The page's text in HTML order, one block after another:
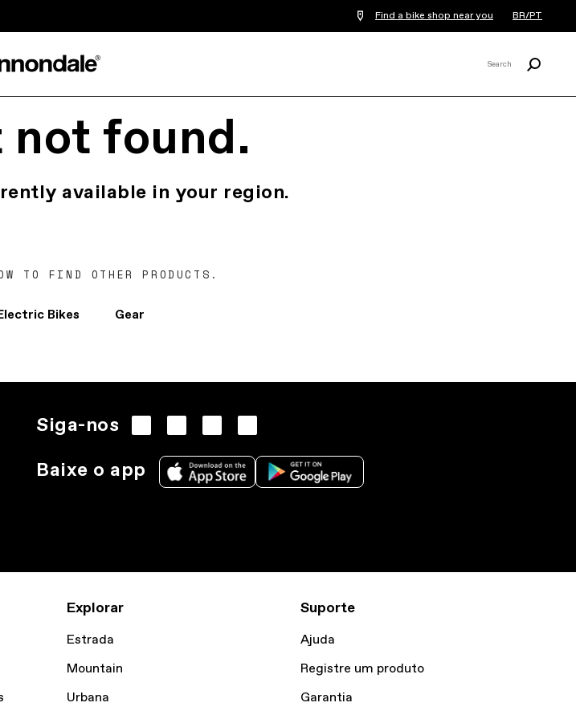
Find a bike shop near you BR/PT
Search
not found.
available in your region.
TO FIND OTHER PRODUCTS.
Bikes Gear
Siga-nos
Baixe o app
Explorar
Estrada
Mountain
Urbana
Suporte
Ajuda
Registre um produto
Garantia